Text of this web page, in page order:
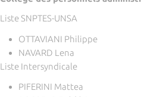
Liste SNPTES-UNSA
OTTAVIANI Philippe
NAVARD Lena
Liste Intersyndicale
PIFERINI Mattea